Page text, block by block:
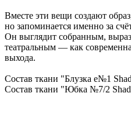
Вместе эти вещи создают
но запоминается именно за
Он выглядит собранным,
театральным — как
выхода.
Состав ткани "Блузка e№1
Состав ткани "Юбка №7/2